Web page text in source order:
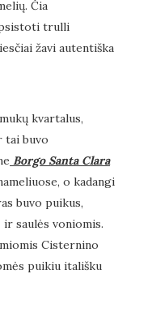
Čia
trulli
žavi autentiška
kvartalus,
tai buvo
Borgo Santa Clara
o kadangi
buvo puikus,
saulės voniomis.
Cisternino
puikiu itališku